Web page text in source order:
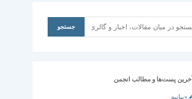
جستجو
آخرین پست‌ها و مطالب انجمن